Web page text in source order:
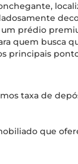
prédio
quem busca
principais
taxa de
que